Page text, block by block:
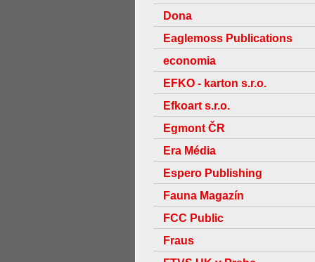
Dona
Eaglemoss Publications
economia
EFKO - karton s.r.o.
Efkoart s.r.o.
Egmont ČR
Era Média
Espero Publishing
Fauna Magazín
FCC Public
Fraus